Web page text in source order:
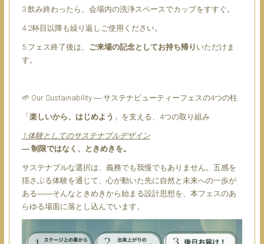
3.飲み終わったら、会場内の洗浄スペースでカップをすすぐ。
4.2杯目以降も繰り返しご使用ください。
5.フェス終了後は、 ご来場の記念としてお持ち帰り いただけま
す。
🌱 Our Sustainability ― サステナビューティーフェスの4つの柱
「楽しいから、はじめよう 」を支える、4つの取り組み
1.体験としてのサステナブルデザイン
― 制限ではなく、ときめきを。
サステナブルな選択は、義務でも我慢でもありません。五感を
揺さぶる体験を通じて、心が動いた先に自然と未来への一歩が
ある――そんなときめきから始まる設計思想を、本フェスのあ
らゆる場面に落とし込んでいます。